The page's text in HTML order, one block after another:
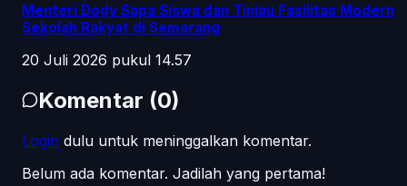
Menteri Dody Sapa Siswa dan Tinjau Fasilitas Modern
Sekolah Rakyat di Semarang
20 Juli 2026 pukul 14.57
Komentar (0)
Login dulu untuk meninggalkan komentar.
Belum ada komentar. Jadilah yang pertama!